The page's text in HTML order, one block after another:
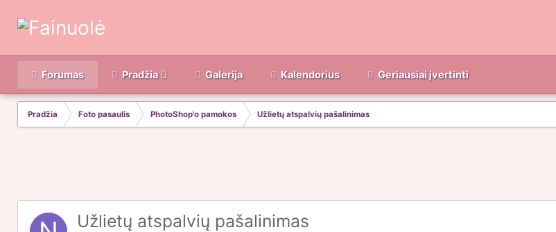
Forumas Pradžia Galerija Kalendorius Geriausiai įvertinti
Pradžia Foto pasaulis PhotoShop'o pamokos Užlietų atspalvių pašalinimas
Užlietų atspalvių pašalinimas